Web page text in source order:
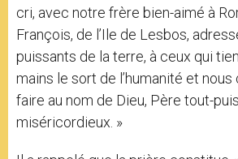
cri, avec notre frère bien-aimé à
François, de l’Ile de Lesbos,
puissants de la terre, à ceux qui
mains le sort de l’humanité et
faire au nom de Dieu, Père tout-
miséricordieux. »